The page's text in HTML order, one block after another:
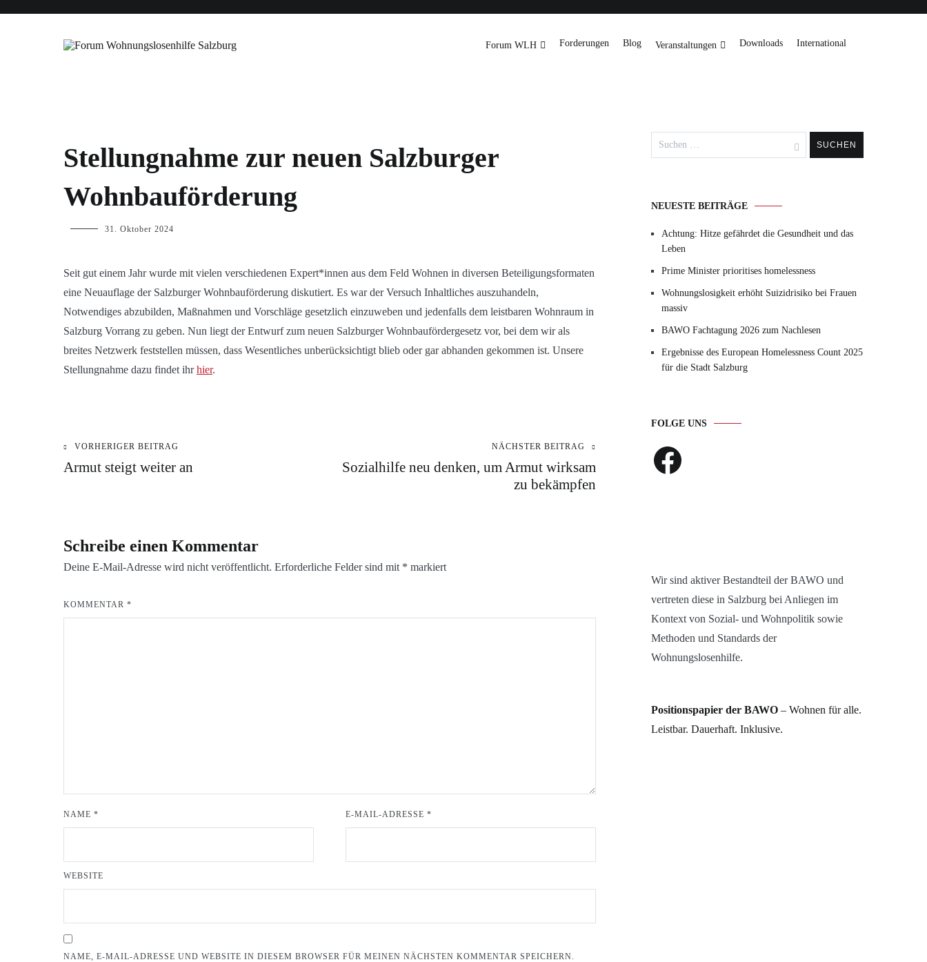
Inhalt
Forum WLH Forderungen Blog Veranstaltungen Downloads International
Forum WLH Forderungen Blog Veranstaltungen Downloads International
Stellungnahme zur neuen Salzburger
Wohnbauförderung
p.geschwendtner31. Oktober 2024
Seit gut einem Jahr wurde mit vielen verschiedenen Expert*innen aus dem Feld Wohnen in diversen Beteiligungsformaten
eine Neuauflage der Salzburger Wohnbauförderung diskutiert. Es war der Versuch Inhaltliches auszuhandeln,
Notwendiges abzubilden, Maßnahmen und Vorschläge gesetzlich einzuweben und jedenfalls dem leistbaren Wohnraum in
Salzburg Vorrang zu geben. Nun liegt der Entwurf zum neuen Salzburger Wohnbaufördergesetz vor, bei dem wir als
breites Netzwerk feststellen müssen, dass Wesentliches unberücksichtigt blieb oder gar abhanden gekommen ist. Unsere
Stellungnahme dazu findet ihrhier.
KATEGORIE:
BLOG
Beitragsnavigation
VORHERIGER BEITRAG
Armut steigt weiter an
NÄCHSTER BEITRAG
Sozialhilfe neu denken, um Armut wirksam
zu bekämpfen
Schreibe einen Kommentar
Deine E-Mail-Adresse wird nicht veröffentlicht. Erforderliche Felder sind mit * markiert
KOMMENTAR *
NAME * E-MAIL-ADRESSE*
WEBSITE
NAME, E-MAIL-ADRESSE UND WEBSITE IN DIESEM BROWSER FÜR MEINEN NÄCHSTEN KOMMENTAR SPEICHERN.
nach:
NEUESTE BEITRÄGE
Achtung: Hitze gefährdet die Gesundheit und das
Leben
Prime Minister prioritises homelessness
Wohnungslosigkeit erhöht Suizidrisiko bei Frauen
massiv
BAWO Fachtagung 2026 zum Nachlesen
Ergebnisse des European Homelessness Count 2025
für die Stadt Salzburg
FOLGE UNS
Facebook
Wir sind aktiver Bestandteil der BAWO und
vertreten diese in Salzburg bei Anliegen im
Kontext von Sozial- und Wohnpolitik sowie
Methoden und Standards der
Wohnungslosenhilfe.
Positionspapier der BAWO – Wohnen für alle.
Leistbar. Dauerhaft. Inklusive.